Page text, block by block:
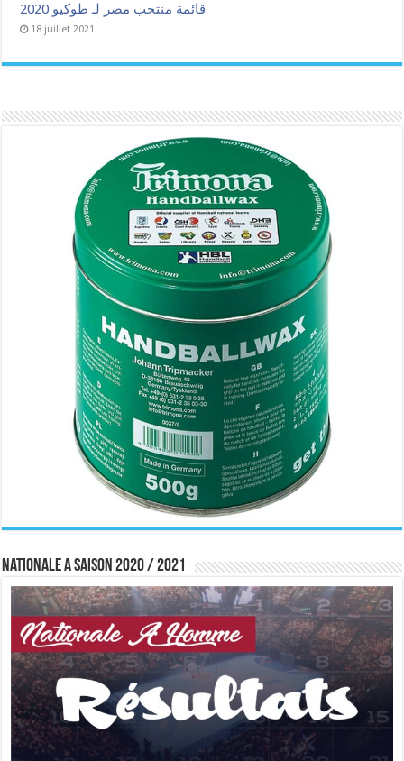
قائمة منتخب مصر لـ طوكيو 2020
18 juillet 2021
Nationale A saison 2020 / 2021